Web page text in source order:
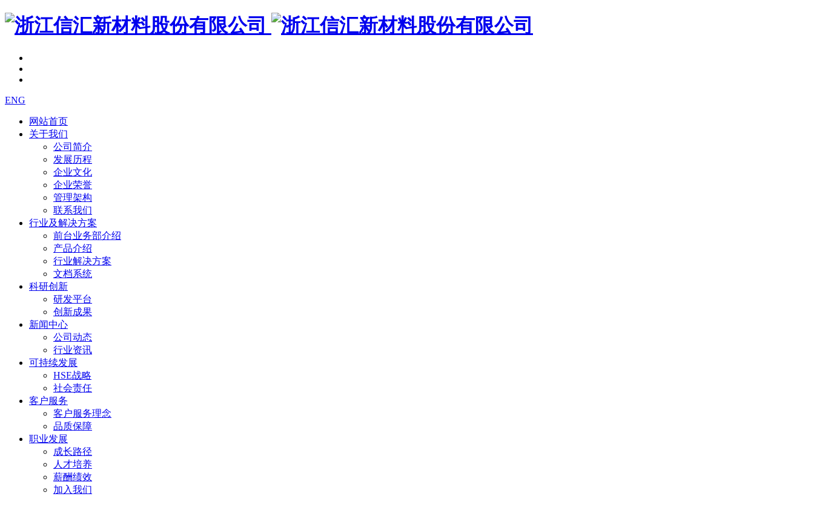
ENG
网站首页
关于我们
公司简介
发展历程
企业文化
企业荣誉
管理架构
联系我们
行业及解决方案
前台业务部介绍
产品介绍
行业解决方案
文档系统
科研创新
研发平台
创新成果
新闻中心
公司动态
行业资讯
可持续发展
HSE战略
社会责任
客户服务
客户服务理念
品质保障
职业发展
成长路径
人才培养
薪酬绩效
加入我们